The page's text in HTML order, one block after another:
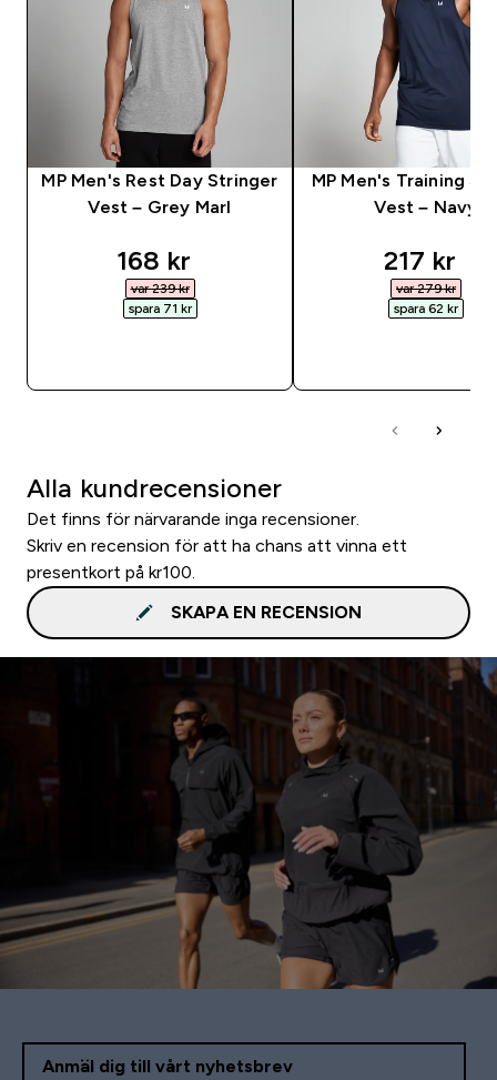
MP Men's Rest Day Stringer
Vest – Grey Marl
discounted price
168 kr‎
var 239 kr‎
spara 71 kr‎
MP Men's Training
Vest – Navy
217 kr‎
var 279 kr‎
spara 62 kr‎
Alla kundrecensioner
Det finns för närvarande inga recensioner.
Skriv en recension för att ha chans att vinna ett
presentkort på kr100.
SKAPA EN RECENSION
Anmäl dig till vårt nyhetsbrev